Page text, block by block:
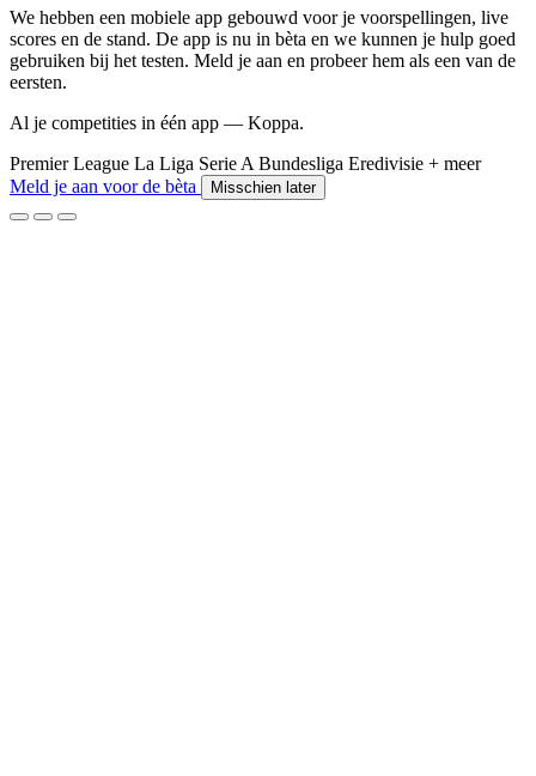
We hebben een mobiele app gebouwd voor je voorspellingen, live
scores en de stand. De app is nu in bèta en we kunnen je hulp goed
gebruiken bij het testen. Meld je aan en probeer hem als een van de
eersten.
Al je competities in één app — Koppa.
Premier League La Liga Serie A Bundesliga Eredivisie + meer
Meld je aan voor de bèta
Misschien later